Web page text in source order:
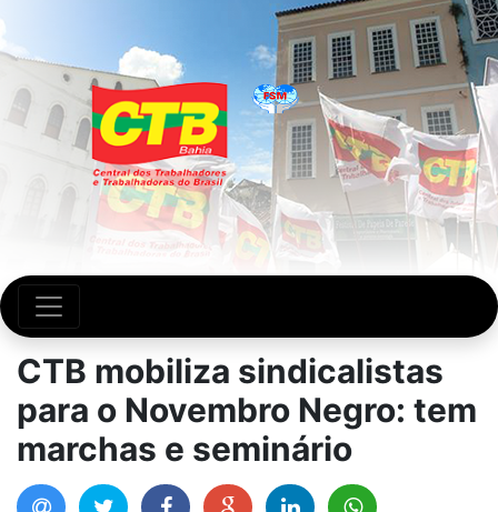
CTB mobiliza sindicalistas
para o Novembro Negro: tem
marchas e seminário